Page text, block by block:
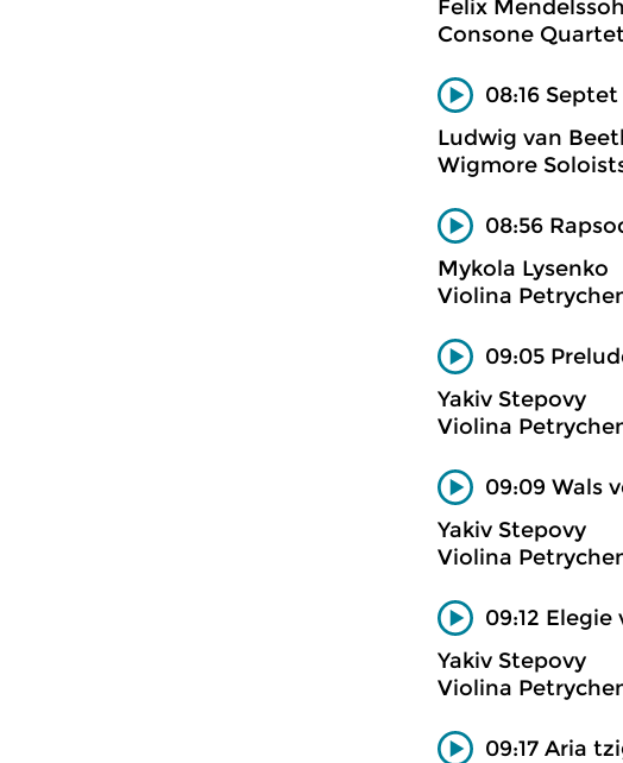
Felix
Consone
08:16
Ludwig van
Wigmore
08:56
Mykola Lysenko
Violina
09:05
Yakiv Stepovy
Violina
09:09 Wals
Yakiv Stepovy
Violina
09:12
Yakiv Stepovy
Violina
09:17 Aria